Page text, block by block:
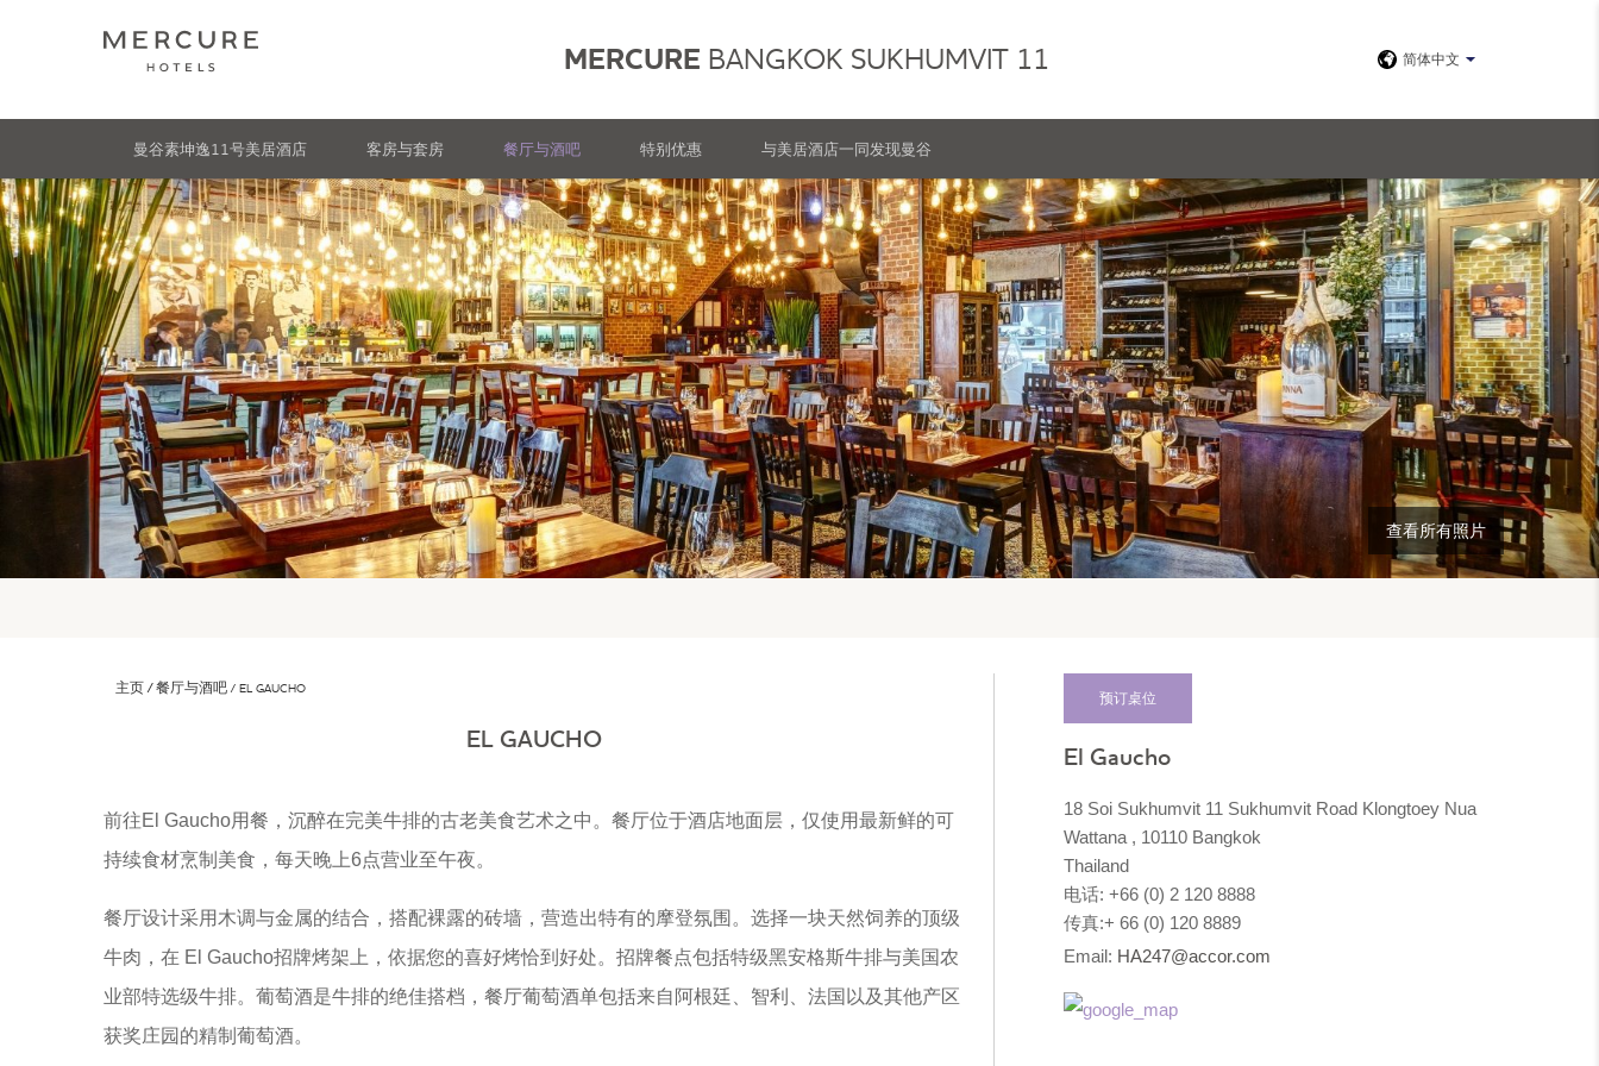
MERCURE BANGKOK SUKHUMVIT 11 简体中文
曼谷素坤逸11号美居酒店 客房与套房 餐厅与酒吧 特别优惠 与美居酒店一同发现曼谷
查看所有照片
主页 餐厅与酒吧 EL GAUCHO
EL GAUCHO
前往El Gaucho用餐，沉醉在完美牛排的古老美食艺术之中。餐厅位于酒店地面层，仅使用最新鲜的可
持续食材烹制美食，每天晚上6点营业至午夜。
餐厅设计采用木调与金属的结合，搭配裸露的砖墙，营造出特有的摩登氛围。选择一块天然饲养的顶级
牛肉，在 El Gaucho招牌烤架上，依据您的喜好烤恰到好处。招牌餐点包括特级黑安格斯牛排与美国农
业部特选级牛排。葡萄酒是牛排的绝佳搭档，餐厅葡萄酒单包括来自阿根廷、智利、法国以及其他产区
获奖庄园的精制葡萄酒。
预订桌位
El Gaucho
18 Soi Sukhumvit 11 Sukhumvit Road Klongtoey Nua
Wattana , 10110 Bangkok
Thailand
电话: +66 (0) 2 120 8888
传真:+ 66 (0) 120 8889
Email: HA247@accor.com